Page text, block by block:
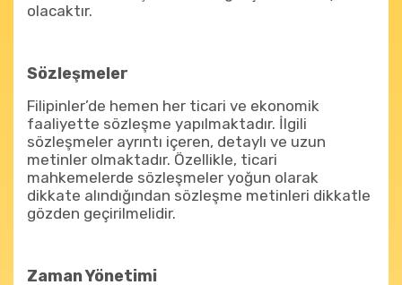
olacaktır.
Sözleşmeler
Filipinler’de hemen her ticari ve ekonomik
faaliyette sözleşme yapılmaktadır. İlgili
sözleşmeler ayrıntı içeren, detaylı ve uzun
metinler olmaktadır. Özellikle, ticari
mahkemelerde sözleşmeler yoğun olarak
dikkate alındığından sözleşme metinleri dikkatle
gözden geçirilmelidir.
Zaman Yönetimi